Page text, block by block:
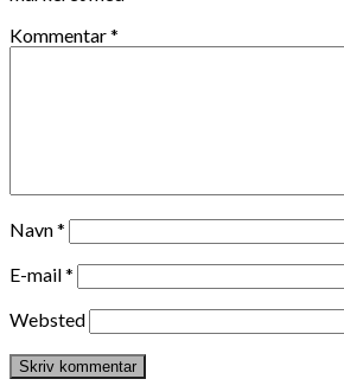
Kommentar*
Navn*
E-mail*
Websted